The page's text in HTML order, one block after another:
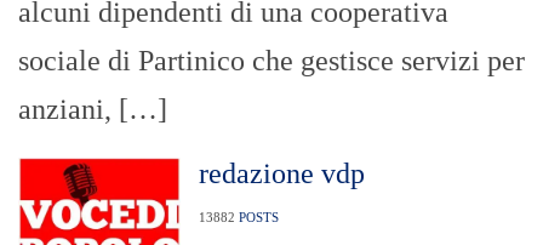
alcuni dipendenti di una cooperativa
sociale di Partinico che gestisce servizi per
anziani, […]
redazione vdp
13882 POSTS